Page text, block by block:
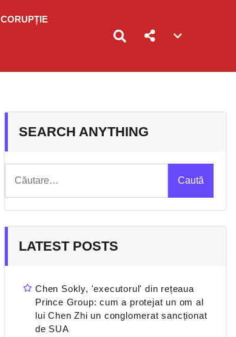
CORUPȚIE
toggle
SEARCH ANYTHING
după:
LATEST POSTS
Chen Sokly, 'executorul' din rețeaua
Prince Group: cum a protejat un om al
lui Chen Zhi un conglomerat sancționat
de SUA